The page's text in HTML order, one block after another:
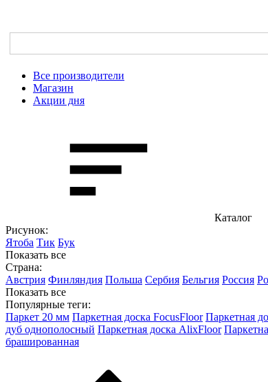
Все производители
Магазин
Акции дня
Каталог
Рисунок:
Ятоба Тик Бук
Показать все
Страна:
Австрия Финляндия Польша Сербия Бельгия Россия
Показать все
Популярные теги:
Паркет 20 мм Паркетная доска FocusFloor Паркетная
дуб однополосный Паркетная доска AlixFloor
брашированная